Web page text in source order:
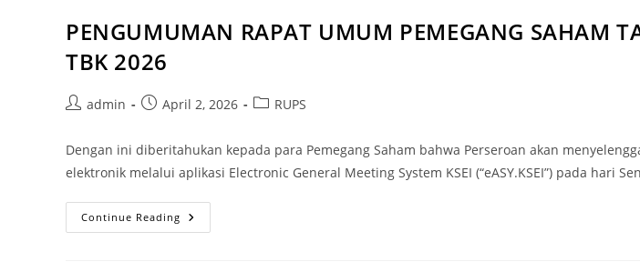
PENGUMUMAN RAPAT UMUM PEMEGANG SAHAM
TBK 2026
admin April 2, 2026 RUPS
Dengan ini diberitahukan kepada para Pemegang Saham bahwa Perseroan akan
elektronik melalui aplikasi Electronic General Meeting System KSEI (“eASY.KSEI”) pada hari
Continue Reading